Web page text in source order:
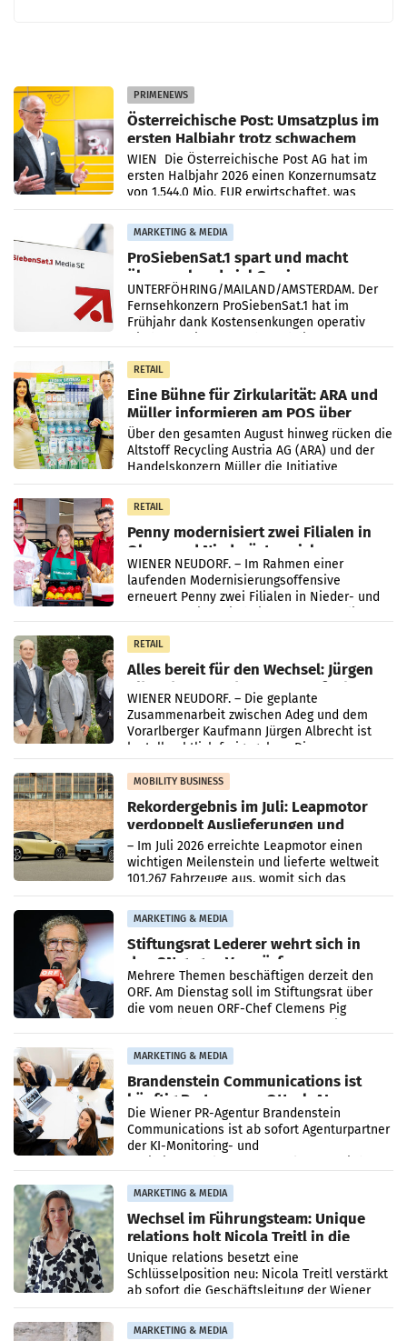
PRIMENEWS
Österreichische Post: Umsatzplus im
ersten Halbjahr trotz schwachem
Briefgeschäft
WIEN Die Österreichische Post AG hat im
ersten Halbjahr 2026 einen Konzernumsatz
von 1.544,0 Mio. EUR erwirtschaftet, was
einem Plus von 3,8 Prozent gegenüber dem
Vergleichszeitraum
MARKETING & MEDIA
ProSiebenSat.1 spart und macht
überraschend viel Gewinn
UNTERFÖHRING/MAILAND/AMSTERDAM. Der
Fernsehkonzern ProSiebenSat.1 hat im
Frühjahr dank Kostensenkungen operativ
RETAIL
Eine Bühne für Zirkularität: ARA und
Müller informieren am POS über
Kreislauffähigkeit
Über den gesamten August hinweg rücken die
Altstoff Recycling Austria AG (ARA) und der
Handelskonzern Müller die Initiative
„Kreislauf-Helden“ in allen österreichischen
Müller-Filialen
RETAIL
Penny modernisiert zwei Filialen in
Ober- und Niederösterreich
WIENER NEUDORF. – Im Rahmen einer
laufenden Modernisierungsoffensive
erneuert Penny zwei Filialen in Nieder- und
RETAIL
Alles bereit für den Wechsel: Jürgen
Albrecht setzt ab 1.1.2027 auf Adeg
WIENER NEUDORF. – Die geplante
Zusammenarbeit zwischen Adeg und dem
Vorarlberger Kaufmann Jürgen Albrecht ist
kartellrechtlich freigegeben: Die
Bundeswettbewerbsbehörde und der
Bundeskartellanwalt
MOBILITY BUSINESS
Rekordergebnis im Juli: Leapmotor
verdoppelt Auslieferungen und
überschreitet die 100.000er-Marke
– Im Juli 2026 erreichte Leapmotor einen
wichtigen Meilenstein und lieferte weltweit
101.267 Fahrzeuge aus, womit sich das
Ergebnis gegenüber Juli 2025 mehr als
verdoppelte (+102
MARKETING & MEDIA
Stiftungsrat Lederer wehrt sich in
den SN gegen Vorwürfe
Mehrere Themen beschäftigen derzeit den
ORF. Am Dienstag soll im Stiftungsrat über
die vom neuen ORF-Chef Clemens Pig
MARKETING & MEDIA
Brandenstein Communications ist
künftig Partner von OtterlyAI
Die Wiener PR-Agentur Brandenstein
Communications ist ab sofort Agenturpartner
der KI-Monitoring- und
MARKETING & MEDIA
Wechsel im Führungsteam: Unique
relations holt Nicola Treitl in die
Geschäftsleitung
Unique relations besetzt eine
Schlüsselposition neu: Nicola Treitl verstärkt
ab sofort die Geschäftsleitung der Wiener
PR-Agentur an der Seite von Josef Kalina und
Anna Kalina-Mahr.
MARKETING & MEDIA